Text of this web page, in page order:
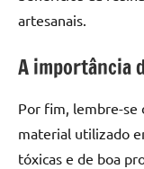
artesanais.
A importância
Por fim, lembre-se
material utilizado
tóxicas e de boa